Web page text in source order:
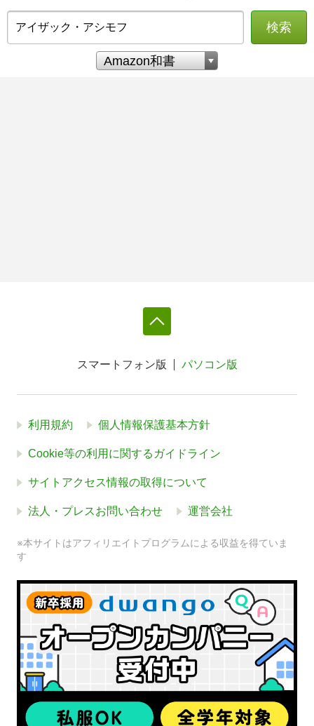
検索
スマートフォン版 パソコン版
利用規約 個人情報保護基本方針
Cookie等の利用に関するガイドライン
サイトアクセス情報の取得について
法人・プレスお問い合わせ 運営会社
※本サイトはアフィリエイトプログラムによる収益を得ていま
す